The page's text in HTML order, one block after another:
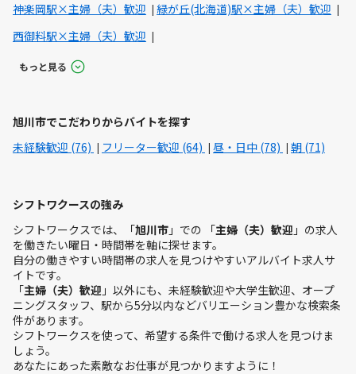
神楽岡駅×主婦（夫）歓迎
緑が丘(北海道)駅×主婦（夫）歓迎
西御料駅×主婦（夫）歓迎
もっと見る
旭川市でこだわりからバイトを探す
未経験歓迎 (76)
フリーター歓迎 (64) 昼・日中 (78) 朝 (71)
シフトワクースの強み
シフトワークスでは、「旭川市 」での 「主婦（夫）歓迎 」の求人
を働きたい曜日・時間帯を軸に探せます。
自分の働きやすい時間帯の求人を見つけやすいアルバイト求人サ
イトです。
「主婦（夫）歓迎 」以外にも、未経験歓迎や大学生歓迎、オープ
ニングスタッフ、駅から5分以内などバリエーション豊かな検索条
件があります。
シフトワークスを使って、希望する条件で働ける求人を見つけま
しょう。
あなたにあった素敵なお仕事が見つかりますように！